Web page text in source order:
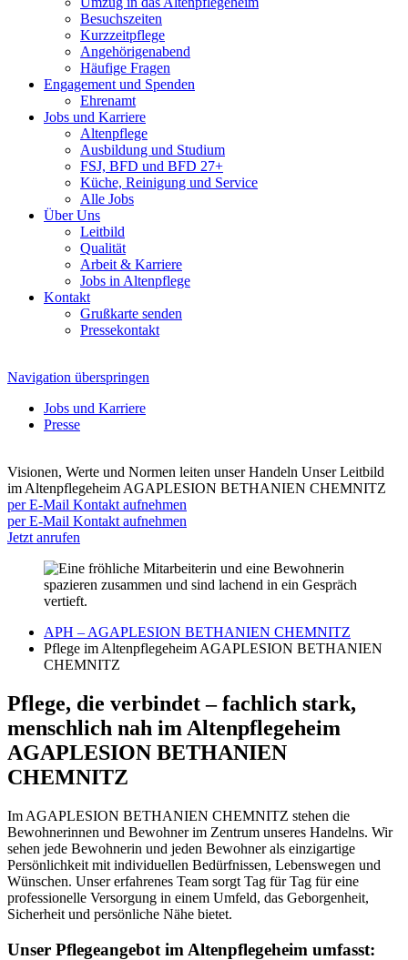
Besuchszeiten
Kurzzeitpflege
Angehörigenabend
Häufige Fragen
Engagement und Spenden
Ehrenamt
Jobs und Karriere
Altenpflege
Ausbildung und Studium
FSJ, BFD und BFD 27+
Küche, Reinigung und Service
Alle Jobs
Über Uns
Leitbild
Qualität
Arbeit & Karriere
Jobs in Altenpflege
Kontakt
Grußkarte senden
Pressekontakt
Navigation überspringen
Jobs und Karriere
Presse
Visionen, Werte und Normen leiten unser Handeln Unser Leitbild
im Altenpflegeheim AGAPLESION BETHANIEN CHEMNITZ
per E-Mail Kontakt aufnehmen
per E-Mail Kontakt aufnehmen
Jetzt anrufen
APH – AGAPLESION BETHANIEN CHEMNITZ
Pflege im Altenpflegeheim AGAPLESION BETHANIEN
CHEMNITZ
Pflege, die verbindet – fachlich stark,
menschlich nah im Altenpflegeheim
AGAPLESION BETHANIEN
CHEMNITZ
Im AGAPLESION BETHANIEN CHEMNITZ stehen die
Bewohnerinnen und Bewohner im Zentrum unseres Handelns. Wir
sehen jede Bewohnerin und jeden Bewohner als einzigartige
Persönlichkeit mit individuellen Bedürfnissen, Lebenswegen und
Wünschen. Unser erfahrenes Team sorgt Tag für Tag für eine
professionelle Versorgung in einem Umfeld, das Geborgenheit,
Sicherheit und persönliche Nähe bietet.
Unser Pflegeangebot im Altenpflegeheim umfasst: